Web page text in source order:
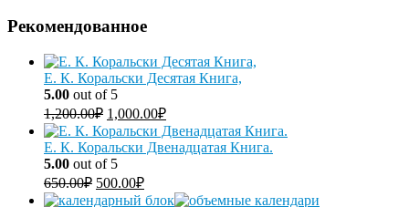
Рекомендованное
Е. К. Коральски Десятая Книга,
5.00 out of 5
1,200.00₽ 1,000.00₽
Е. К. Коральски Двенадцатая Книга.
5.00 out of 5
650.00₽ 500.00₽